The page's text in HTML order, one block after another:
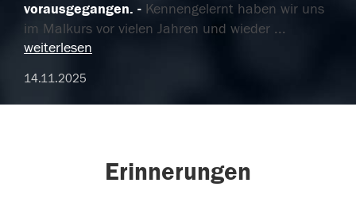
vorausgegangen.
Kennengelernt haben wir uns
im Malkurs vor vielen Jahren und wieder ...
weiterlesen
14.11.2025
Erinnerungen